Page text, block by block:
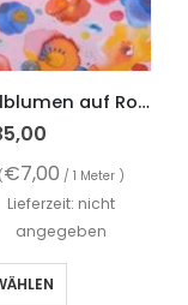
Baumwollstoff, Aquarellblumen auf Rosa
(€7,00 / 1 Meter )
Lieferzeit: nicht
angegeben